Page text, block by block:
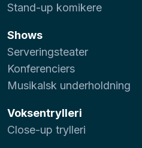
Stand-up komikere
Shows
Serveringsteater
Konferenciers
Musikalsk underholdning
Voksentrylleri
Close-up trylleri